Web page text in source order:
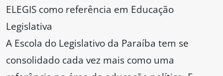
ELEGIS como referência em Educação
Legislativa
A Escola do Legislativo da Paraíba tem se
consolidado cada vez mais como uma